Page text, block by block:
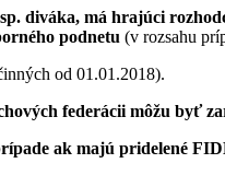
diváka, má hrajúci
podnetu (v rozsahu
od 01.01.2018).
federácii môžu byť
ak majú pridelené